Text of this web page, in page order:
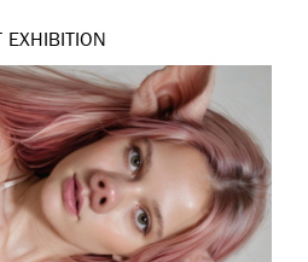
EXHIBITION